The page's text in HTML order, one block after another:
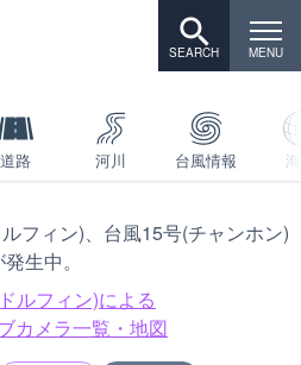
道路 河川 台風情報
フィン)、台風15号(チャンホン)
生中。
ルフィン)による
カメラ一覧・地図